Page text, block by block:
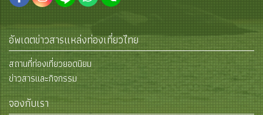
อัพเดตข่าวสารแหล่งท่องเที่ยวไทย
สถานที่ท่องเที่ยวยอดนิยม
ข่าวสารและกิจกรรม
จองกับเรา